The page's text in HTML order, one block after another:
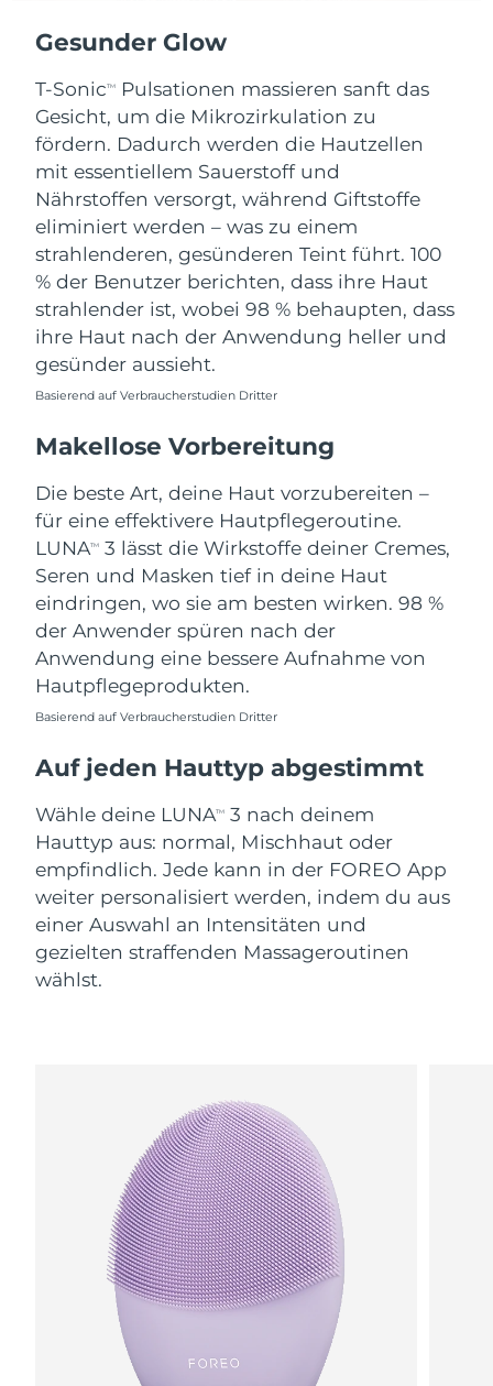
Gesunder Glow
T-SonicTM
Pulsationen massieren sanft das
Gesicht, um die Mikrozirkulation zu
fördern. Dadurch werden die Hautzellen
mit essentiellem Sauerstoff und
Nährstoffen versorgt, während Giftstoffe
eliminiert werden – was zu einem
strahlenderen, gesünderen Teint führt. 100
% der Benutzer berichten, dass ihre Haut
strahlender ist, wobei 98 % behaupten, dass
ihre Haut nach der Anwendung heller und
gesünder aussieht.
Basierend auf Verbraucherstudien Dritter
Makellose Vorbereitung
Die beste Art, deine Haut vorzubereiten –
für eine effektivere Hautpflegeroutine.
LUNATM
3 lässt die Wirkstoffe deiner Cremes,
Seren und Masken tief in deine Haut
eindringen, wo sie am besten wirken. 98 %
der Anwender spüren nach der
Anwendung eine bessere Aufnahme von
Hautpflegeprodukten.
Basierend auf Verbraucherstudien Dritter
Auf jeden Hauttyp abgestimmt
Wähle deine LUNATM
3 nach deinem
Hauttyp aus: normal, Mischhaut oder
empfindlich. Jede kann in der FOREO App
weiter personalisiert werden, indem du aus
einer Auswahl an Intensitäten und
gezielten straffenden Massageroutinen
wählst.